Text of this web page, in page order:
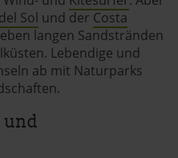
Sol und der Costa
langen Sandstränden
Lebendige und
ab mit Naturparks
und